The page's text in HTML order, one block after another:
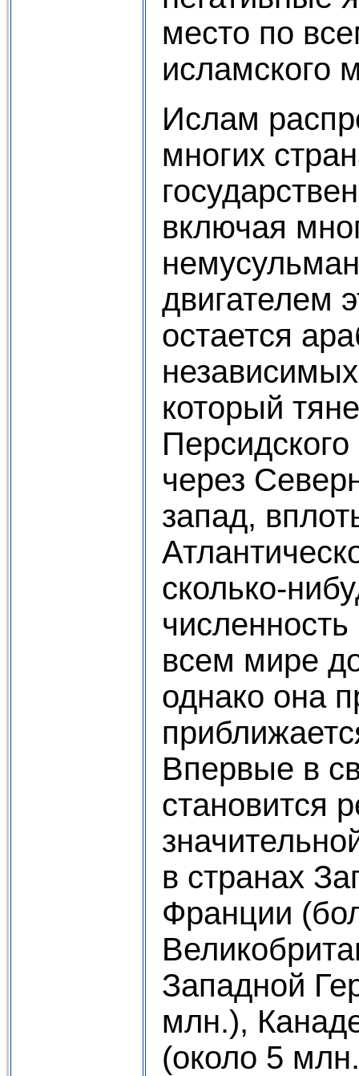
место по
исламского
Ислам
многих
включая
двигателем
остается
который
через
запад,
сколько-
всем мире
однако она
Впервые в
становится
в странах
Франции
Западной
млн.),
(около 5